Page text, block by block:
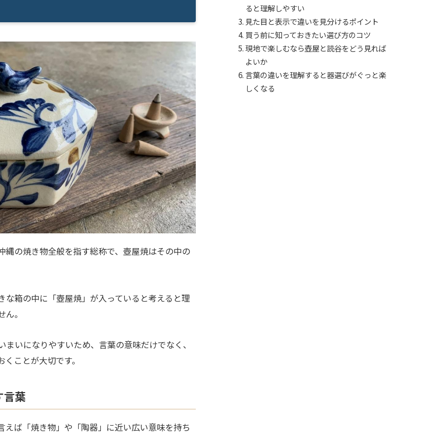
の焼き物全般を指す総称で、壺屋焼はその中の
箱の中に「壺屋焼」が入っていると考えると理
。
いになりやすいため、言葉の意味だけでなく、
ことが大切です。
言葉
ば「焼き物」や「陶器」に近い広い意味を持ち
ると理解しやすい
見た目と表示で違いを見分けるポイント
買う前に知っておきたい選び方のコツ
現地で楽しむなら壺屋と読谷をどう見れば
よいか
言葉の違いを理解すると器選びがぐっと楽
しくなる